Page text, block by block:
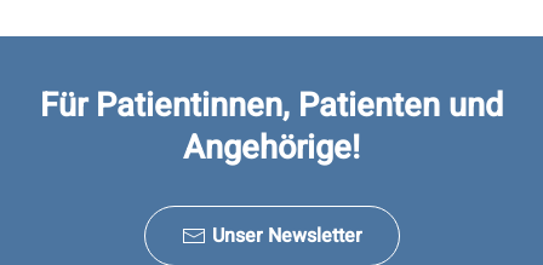
Für Patientinnen, Patienten und
Angehörige!
Unser Newsletter